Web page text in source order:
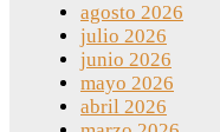
agosto 2026
julio 2026
junio 2026
mayo 2026
abril 2026